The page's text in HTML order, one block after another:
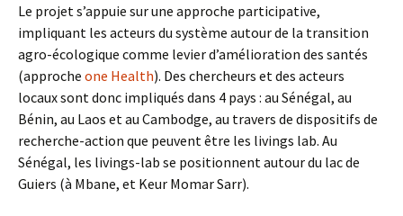
Le projet s’appuie sur une approche participative,
impliquant les acteurs du système autour de la transition
agro-écologique comme levier d’amélioration des santés
(approche one Health). Des chercheurs et des acteurs
locaux sont donc impliqués dans 4 pays : au Sénégal, au
Bénin, au Laos et au Cambodge, au travers de dispositifs de
recherche-action que peuvent être les livings lab. Au
Sénégal, les livings-lab se positionnent autour du lac de
Guiers (à Mbane, et Keur Momar Sarr).